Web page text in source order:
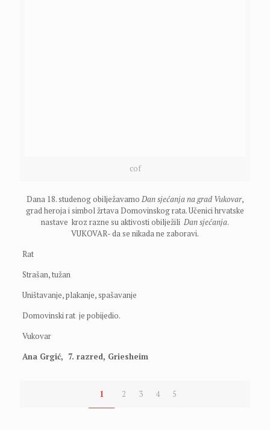
cof
Dana 18. studenog obilježavamo Dan sjećanja na grad Vukovar,
grad heroja i simbol žrtava Domovinskog rata. Učenici hrvatske
nastave kroz razne su aktivosti obilježili Dan sjećanja.
VUKOVAR- da se nikada ne zaboravi.
Rat
Strašan, tužan
Uništavanje, plakanje, spašavanje
Domovinski rat je pobijedio.
Vukovar
Ana Grgić, 7. razred, Griesheim
1 2 3 4 5